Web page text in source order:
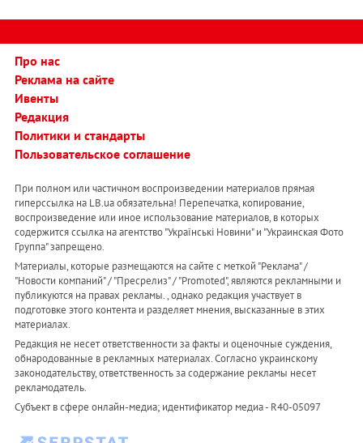
Про нас
Реклама на сайте
Ивенты
Редакция
Политики и стандарты
Пользовательское соглашение
При полном или частичном воспроизведении материалов прямая
гиперссылка на LB.ua обязательна! Перепечатка, копирование,
воспроизведение или иное использование материалов, в которых
содержится ссылка на агентство "Українськi Новини" и "Украинская Фото
Группа" запрещено.
Материалы, которые размещаются на сайте с меткой "Реклама" /
"Новости компаний" / "Пресрелиз" / "Promoted", являются рекламными и
публикуются на правах рекламы. , однако редакция участвует в
подготовке этого контента и разделяет мнения, высказанные в этих
материалах.
Редакция не несет ответственности за факты и оценочные суждения,
обнародованные в рекламных материалах. Согласно украинскому
законодательству, ответственность за содержание рекламы несет
рекламодатель.
Субъект в сфере онлайн-медиа; идентификатор медиа - R40-05097